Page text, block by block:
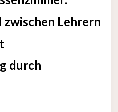
zwischen Lehrern
durch